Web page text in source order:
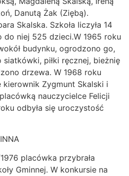
Danutą Żak (Ziębą).
Skalska. Szkoła liczyła 14
do niej 525 dzieci.W 1965 roku
budynku, ogrodzono go,
piłki ręcznej, bieżnię
drzewa. W 1968 roku
kierownik Zygmunt Skalski i
nauczycielce Felicji
odbyła się uroczystość
placówka przybrała
Gminnej. W konkursie na